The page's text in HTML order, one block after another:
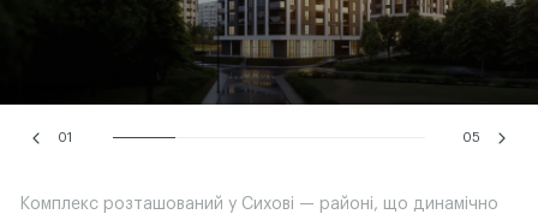
01 05
Комплекс розташований у Сихові — районі, що динамічно